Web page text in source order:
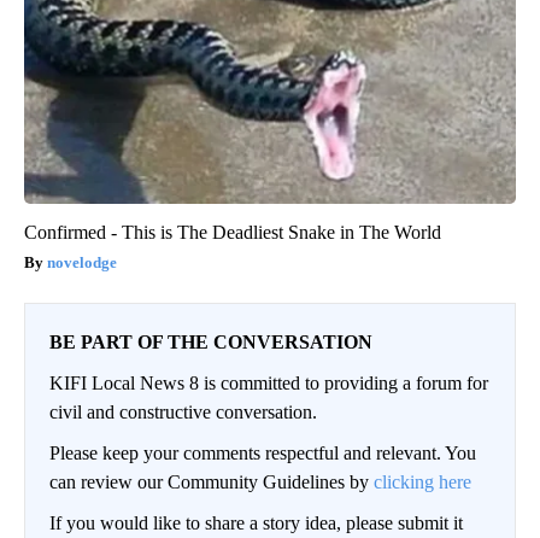
Confirmed - This is The Deadliest Snake in The World
novelodge
BE PART OF THE CONVERSATION
KIFI Local News 8 is committed to providing a forum for
civil and constructive conversation.
Please keep your comments respectful and relevant. You
can review our Community Guidelines by clicking here
If you would like to share a story idea, please submit it